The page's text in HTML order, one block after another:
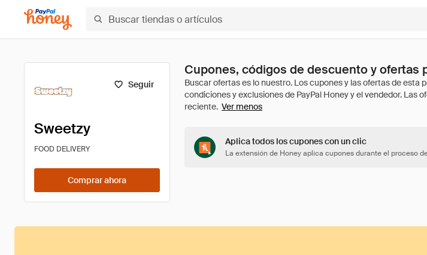
Seguir
Sweetzy
FOOD DELIVERY
Comprar ahora
Cupones, códigos de descuento y ofertas
Ver menos
Aplica todos los cupones con un clic
La extensión de Honey aplica cupones durante el proceso